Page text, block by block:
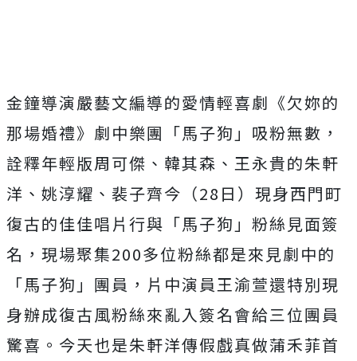
金鐘導演嚴藝文編導的愛情輕喜劇《欠妳的
那場婚禮》劇中樂團「馬子狗」吸粉無數，
詮釋年輕版周可傑、韓其森、王永貴的朱軒
洋、姚淳耀、裴子齊今（28日）現身西門町
復古的佳佳唱片行與「馬子狗」粉絲見面簽
名， 現場聚集200多位粉絲都是來見劇中的
「馬子狗」團員， 片中演員王渝萱還特別現
身辦成復古風粉絲來亂入簽名會給三位團員
驚喜。今天也是朱軒洋傳假戲真做蒲禾菲首